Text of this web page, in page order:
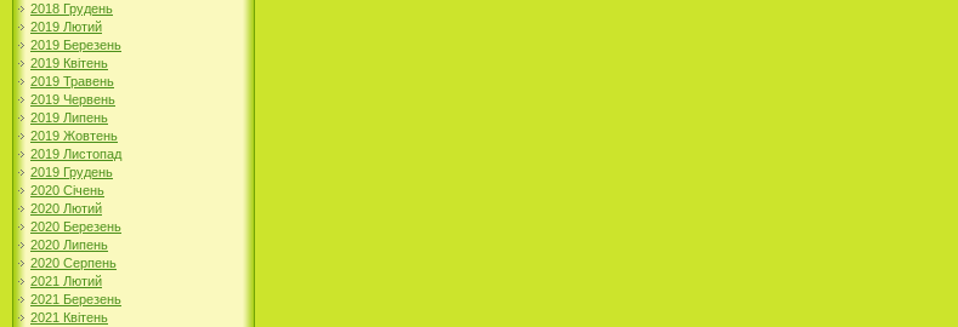
2018 Грудень
2019 Лютий
2019 Березень
2019 Квітень
2019 Травень
2019 Червень
2019 Липень
2019 Жовтень
2019 Листопад
2019 Грудень
2020 Січень
2020 Лютий
2020 Березень
2020 Липень
2020 Серпень
2021 Лютий
2021 Березень
2021 Квітень